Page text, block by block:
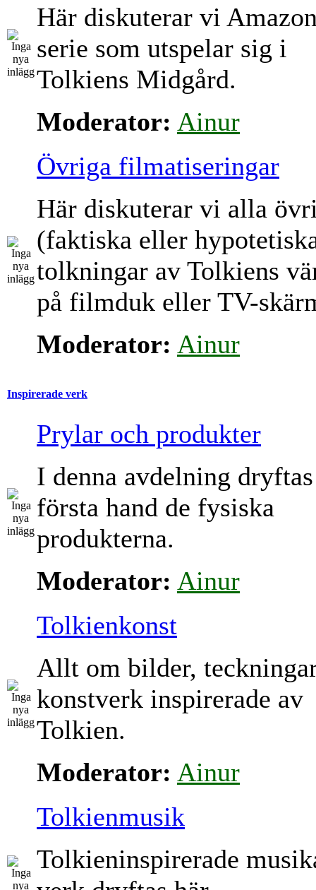
Här diskuterar vi
serie som utspelar sig i
Tolkiens Midgård.
Moderator: Ainur
Övriga filmatiseringar
Här diskuterar vi alla
(faktiska eller
tolkningar av Tolkiens
på filmduk eller TV-
Moderator: Ainur
Inspirerade verk
Prylar och produkter
I denna avdelning
första hand de fysiska
produkterna.
Moderator: Ainur
Tolkienkonst
Allt om bilder,
konstverk inspirerade av
Tolkien.
Moderator: Ainur
Tolkienmusik
Tolkieninspirerade